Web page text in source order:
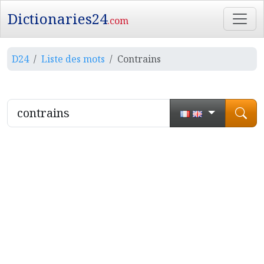
Dictionaries24.com
D24 Liste des mots Contrains